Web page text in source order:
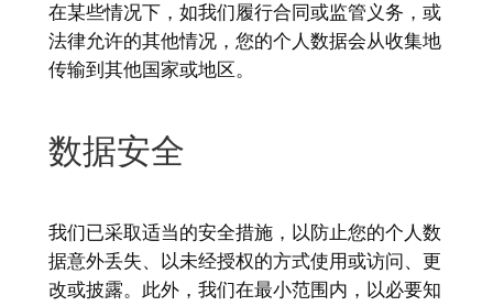
在某些情况下，如我们履行合同或监管义务，或
法律允许的其他情况，您的个人数据会从收集地
传输到其他国家或地区。
数据安全
我们已采取适当的安全措施，以防止您的个人数
据意外丢失、以未经授权的方式使用或访问、更
改或披露。此外，我们在最小范围内，以必要知